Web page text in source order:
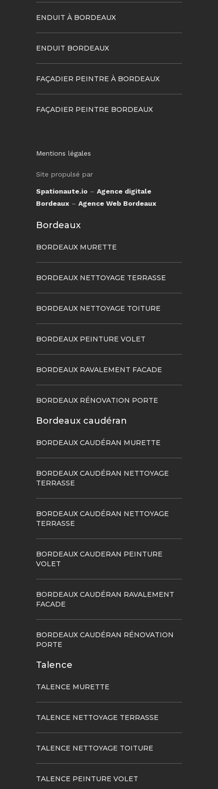
ENDUIT À BORDEAUX
ENDUIT BORDEAUX
FAÇADIER PEINTRE À BORDEAUX
FAÇADIER PEINTRE BORDEAUX
Mentions légales
Site propulsé par
Spationaute.io – Agence digitale
Bordeaux – Agence Web Bordeaux
Bordeaux
BORDEAUX MURETTE
BORDEAUX NETTOYAGE TERRASSE
BORDEAUX NETTOYAGE TOITURE
BORDEAUX PEINTURE VOLET
BORDEAUX RAVALEMENT FACADE
BORDEAUX RÉNOVATION PORTE
Bordeaux caudéran
BORDEAUX CAUDÉRAN MURETTE
BORDEAUX CAUDÉRAN NETTOYAGE
TERRASSE
BORDEAUX CAUDÉRAN NETTOYAGE
TERRASSE
BORDEAUX CAUDERAN PEINTURE
VOLET
BORDEAUX CAUDÉRAN RAVALEMENT
FACADE
BORDEAUX CAUDÉRAN RÉNOVATION
PORTE
Talence
TALENCE MURETTE
TALENCE NETTOYAGE TERRASSE
TALENCE NETTOYAGE TOITURE
TALENCE PEINTURE VOLET